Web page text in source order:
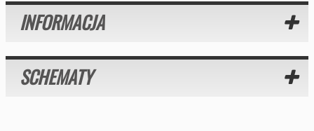
INFORMACJA
SCHEMATY